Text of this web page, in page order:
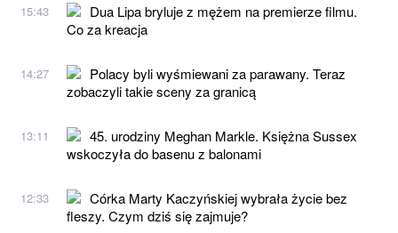
15:43
Dua Lipa bryluje z mężem na premierze filmu.
Co za kreacja
14:27
Polacy byli wyśmiewani za parawany. Teraz
zobaczyli takie sceny za granicą
13:11
45. urodziny Meghan Markle. Księżna Sussex
wskoczyła do basenu z balonami
12:33
Córka Marty Kaczyńskiej wybrała życie bez
fleszy. Czym dziś się zajmuje?